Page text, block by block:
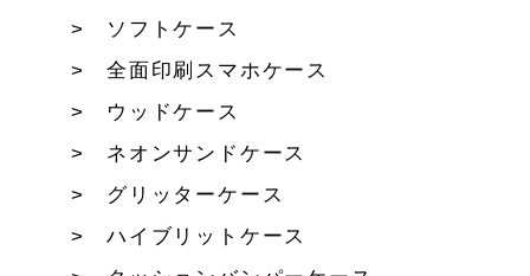
ソフトケース
全面印刷スマホケース
ウッドケース
ネオンサンドケース
グリッターケース
ハイブリットケース